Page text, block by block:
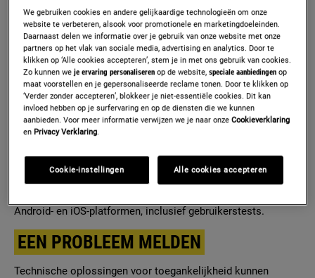
TECHNISCHE INFORMATIE OVER DE
TOEGANKELIJKHEID VAN ONZE
WEBSITES EN APPS
Onze websites en apps ondersteunen de nieuwste versies
van alle grote browsers (zoals Chrome, Edge, Firefox, Opera,
Safari en andere op Chromium gebaseerde browsers). De
weergave past zich automatisch aan elk schermformaat
(desktop, mobiel en tablet).
We hebben interne tests uitgevoerd met schermlezers,
toetsenbordnavigatie en spraakbediening. Daarnaast zijn
Android- en iOS-platformen, inclusief gebruikerstests.
EEN PROBLEEM MELDEN
Technische oplossingen voor toegankelijkheid kunnen
We gebruiken cookies en andere gelijkaardige technologieën om onze
website te verbeteren, alsook voor promotionele en marketingdoeleinden.
Daarnaast delen we informatie over je gebruik van onze website met onze
partners op het vlak van sociale media, advertising en analytics. Door te
klikken op ‘Alle cookies accepteren’, stem je in met ons gebruik van cookies.
Zo kunnen weje ervaring personaliseren op de website,speciale aanbiedingen op
maat voorstellen en je gepersonaliseerde reclame tonen. Door te klikken op
‘Verder zonder accepteren’, blokkeer je niet-essentiële cookies. Dit kan
invloed hebben op je surfervaring en op de diensten die we kunnen
aanbieden. Voor meer informatie verwijzen we je naar onzeCookieverklaring
en Privacy Verklaring.
Cookie-instellingen Alle cookies accepteren